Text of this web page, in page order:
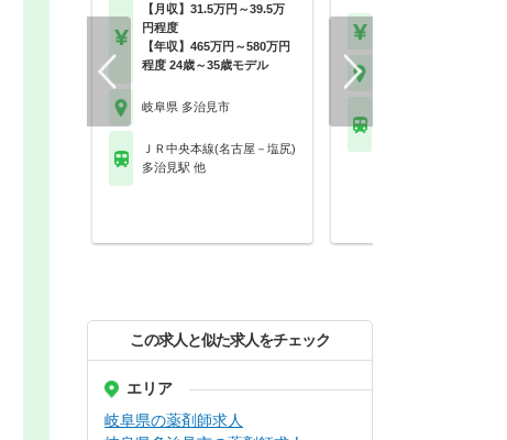
【月収】31.5万円～39.5万
円程度
【年収】465万円～580万円
程度 24歳～35歳モデル
岐阜県 多治見市
ＪＲ中央本線(名古屋－塩尻)
多治見駅 他
この求人と似た求人をチェック
エリア
岐阜県の薬剤師求人